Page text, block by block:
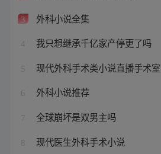
3 外科小说全集
4 我只想继承千亿家产停更了吗
5 现代外科手术类小说直播手术室
6 外科小说推荐
7 全球崩坏是双男主吗
8 现代医生外科手术小说